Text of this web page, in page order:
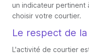
un indicateur pertinent
choisir votre courtier.
Le respect de
L'activité de courtier